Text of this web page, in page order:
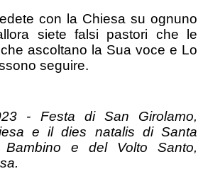
con la Chiesa su ognuno
siete falsi pastori che le
ascoltano la Sua voce e Lo
seguire.
- Festa di San Girolamo,
e il dies natalis di Santa
e del Volto Santo,